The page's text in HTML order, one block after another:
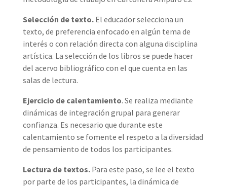
Selección de texto.El educador selecciona un
texto, de preferencia enfocado en algún tema de
interés o con relación directa con alguna disciplina
artística. La selección de los libros se puede hacer
del acervo bibliográfico con el que cuenta en las
salas de lectura.
Ejercicio de calentamiento. Se realiza mediante
dinámicas de integración grupal para generar
confianza. Es necesario que durante este
calentamiento se fomente el respeto a la diversidad
de pensamiento de todos los participantes.
Lectura de textos.Para este paso, se lee el texto
por parte de los participantes, la dinámica de